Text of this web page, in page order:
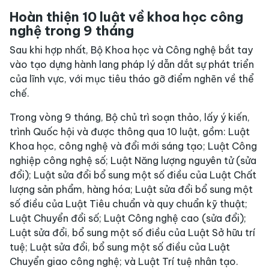
Hoàn thiện 10 luật về khoa học công
nghệ trong 9 tháng
Sau khi hợp nhất, Bộ Khoa học và Công nghệ bắt tay
vào tạo dựng hành lang pháp lý dẫn dắt sự phát triển
của lĩnh vực, với mục tiêu tháo gỡ điểm nghẽn về thể
chế.
Trong vòng 9 tháng, Bộ chủ trì soạn thảo, lấy ý kiến,
trình Quốc hội và được thông qua 10 luật, gồm: Luật
Khoa học, công nghệ và đổi mới sáng tạo; Luật Công
nghiệp công nghệ số; Luật Năng lượng nguyên tử (sửa
đổi); Luật sửa đổi bổ sung một số điều của Luật Chất
lượng sản phẩm, hàng hóa; Luật sửa đổi bổ sung một
số điều của Luật Tiêu chuẩn và quy chuẩn kỹ thuật;
Luật Chuyển đổi số; Luật Công nghệ cao (sửa đổi);
Luật sửa đổi, bổ sung một số điều của Luật Sở hữu trí
tuệ; Luật sửa đổi, bổ sung một số điều của Luật
Chuyển giao công nghệ; và Luật Trí tuệ nhân tạo.